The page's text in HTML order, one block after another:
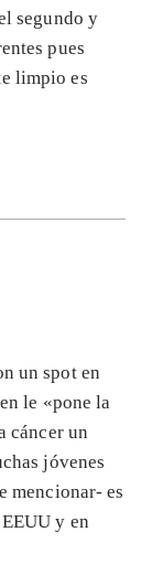
segundo y
pues
limpio es
un spot en
le «pone la
cáncer un
jóvenes
mencionar- es
y en